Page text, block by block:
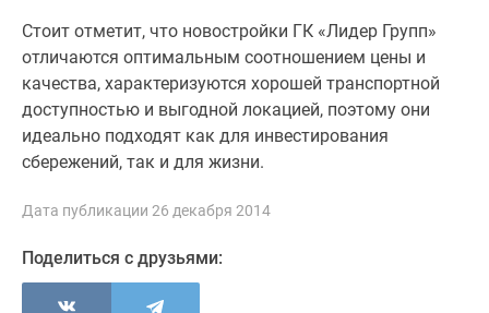
авторы
проекте
Контакты
Реклама
сайте
Дзен
Стоит отметит, что новостройки ГК «Лидер Групп»
отличаются оптимальным соотношением цены и
качества, характеризуются хорошей транспортной
доступностью и выгодной локацией, поэтому они
идеально подходят как для инвестирования
сбережений, так и для жизни.
Дата публикации 26 декабря 2014
Поделиться с друзьями: